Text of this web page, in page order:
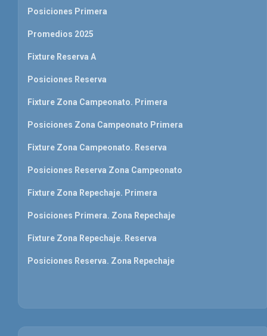
Posiciones Primera
Promedios 2025
Fixture Reserva A
Posiciones Reserva
Fixture Zona Campeonato. Primera
Posiciones Zona Campeonato Primera
Fixture Zona Campeonato. Reserva
Posiciones Reserva Zona Campeonato
Fixture Zona Repechaje. Primera
Posiciones Primera. Zona Repechaje
Fixture Zona Repechaje. Reserva
Posiciones Reserva. Zona Repechaje